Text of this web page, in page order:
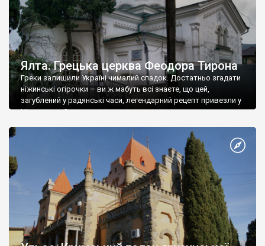
Ялта. Грецька церква Феодора Тирона
Греки залишили Україні чималий спадок. Достатньо згадати
ніжинські огірочки – ви ж мабуть всі знаєте, що цей,
загублений у радянські часи, легендарний рецепт привезли у
Ніжин греки?